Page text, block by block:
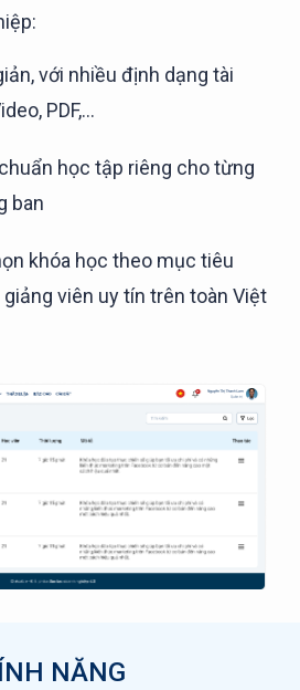
với nhiều định dạng tài
PDF,...
học tập riêng cho từng
ban
khóa học theo mục tiêu
viên uy tín trên toàn Việt
NĂNG